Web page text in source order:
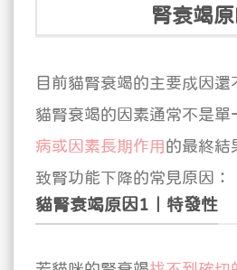
腎衰竭
目前貓腎衰竭的主要成因
貓腎衰竭的因素通常不是單
病或因素長期作用 的最終結
致腎功能下降的常見原因：
貓腎衰竭原因1｜特發性